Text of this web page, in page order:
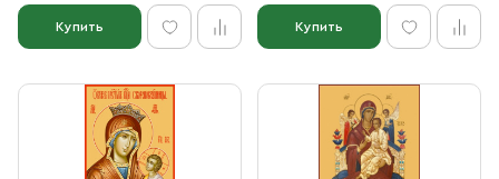
Купить Купить